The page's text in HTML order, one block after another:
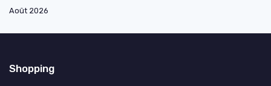
Août 2026
Shopping